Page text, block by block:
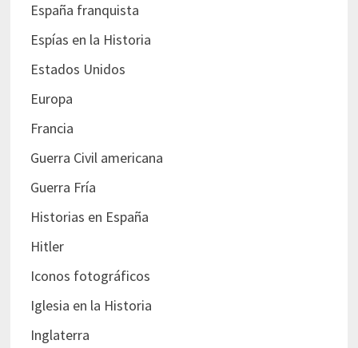
España franquista
Espías en la Historia
Estados Unidos
Europa
Francia
Guerra Civil americana
Guerra Fría
Historias en España
Hitler
Iconos fotográficos
Iglesia en la Historia
Inglaterra